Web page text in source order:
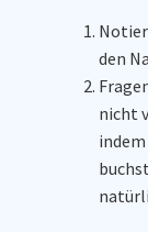
den
nicht